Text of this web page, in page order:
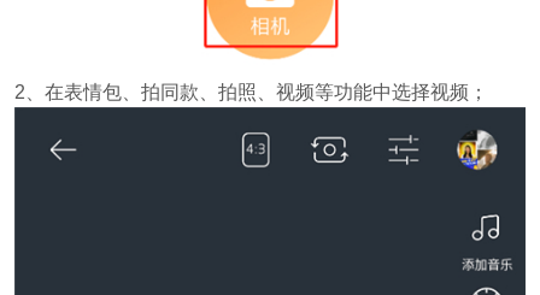
2、在表情包、拍同款、拍照、视频等功能中选择视频；